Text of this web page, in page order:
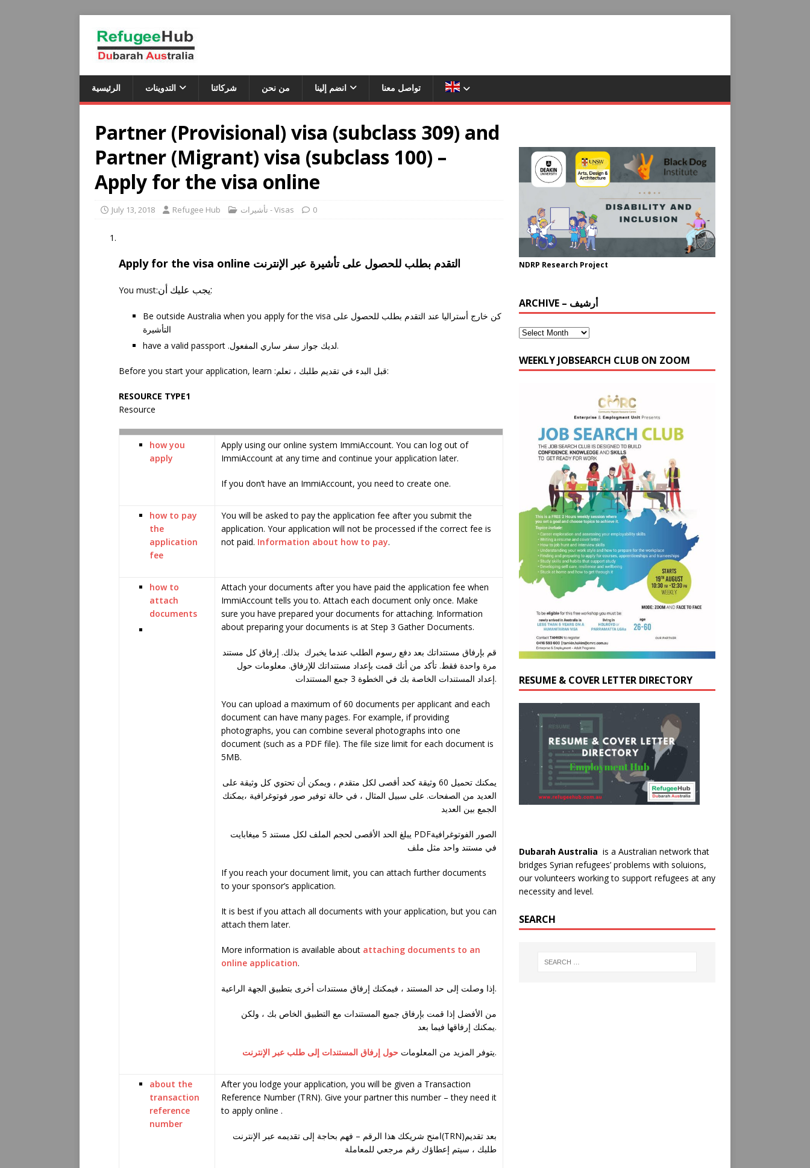
الرئيسية التدوينات شركائنا من نحن انضم إلينا تواصل معنا
Partner (Provisional) visa (subclass 309) and
Partner (Migrant) visa (subclass 100) –
Apply for the visa online
July 13, 2018 Refugee Hub تأشيرات - Visas 0
Apply for the visa online التقدم بطلب للحصول على تأشيرة عبر الإنترنت
You must: يجب عليك أن:
Be outside Australia when you apply for the visa كن خارج أستراليا عند التقدم بطلب للحصول على
التأشيرة
have a valid passport .لديك جواز سفر ساري المفعول.
Before you start your application, learn :قبل البدء في تقديم طلبك ، تعلم:
RESOURCE TYPE1
Resource
how you
apply
Apply using our online system ImmiAccount. You can log out of
ImmiAccount at any time and continue your application later.
If you don’t have an ImmiAccount, you need to create one.
how to pay
the
application
fee
You will be asked to pay the application fee after you submit the
application. Your application will not be processed if the correct fee is
not paid. Information about how to pay.
how to
attach
documents
Attach your documents after you have paid the application fee when
ImmiAccount tells you to. Attach each document only once. Make
sure you have prepared your documents for attaching. Information
about preparing your documents is at Step 3 Gather Documents.
قم بإرفاق مستنداتك بعد دفع رسوم الطلب عندما يخبرك بذلك. إرفاق كل مستند
مرة واحدة فقط. تأكد من أنك قمت بإعداد مستنداتك للإرفاق. معلومات حول
إعداد المستندات الخاصة بك في الخطوة 3 جمع المستندات.
You can upload a maximum of 60 documents per applicant and each
document can have many pages. For example, if providing
photographs, you can combine several photographs into one
document (such as a PDF file). The file size limit for each document is
5MB.
يمكنك تحميل 60 وثيقة كحد أقصى لكل متقدم ، ويمكن أن تحتوي كل وثيقة على
العديد من الصفحات. على سبيل المثال ، في حالة توفير صور فوتوغرافية ،يمكنك
الجمع بين العديد
يبلغ الحد الأقصى لحجم الملف لكل مستند 5 ميغابايت PDFالصور الفوتوغرافية
في مستند واحد مثل ملف
If you reach your document limit, you can attach further documents
to your sponsor’s application.
It is best if you attach all documents with your application, but you can
attach them later.
More information is available about attaching documents to an
online application.
إذا وصلت إلى حد المستند ، فيمكنك إرفاق مستندات أخرى بتطبيق الجهة الراعية.
من الأفضل إذا قمت بإرفاق جميع المستندات مع التطبيق الخاص بك ، ولكن
يمكنك إرفاقها فيما بعد.
يتوفر المزيد من المعلومات حول إرفاق المستندات إلى طلب عبر الإنترنت .
about the
transaction
reference
number
After you lodge your application, you will be given a Transaction
Reference Number (TRN). Give your partner this number – they need it
to apply online .
امنح شريكك هذا الرقم – فهم بحاجة إلى تقديمه عبر الإنترنت(TRN)بعد تقديم
طلبك ، سيتم إعطاؤك رقم مرجعي للمعاملة
NDRP Research Project
ARCHIVE – أرشيف
WEEKLY JOBSEARCH CLUB ON ZOOM
RESUME & COVER LETTER DIRECTORY
Dubarah Australia is a Australian network that
bridges Syrian refugees’ problems with soluions,
our volunteers working to support refugees at any
necessity and level.
SEARCH